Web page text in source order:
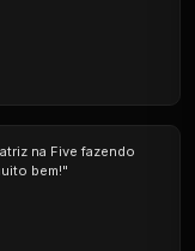
na Five fazendo
bem!"